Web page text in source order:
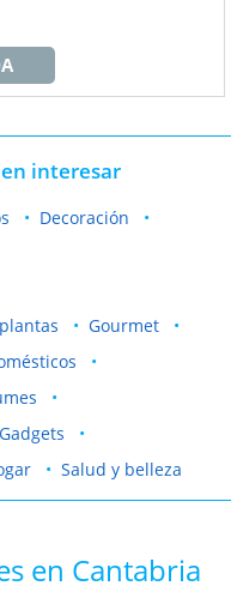
interesar
Decoración
Gourmet
Gadgets
Salud y belleza
en Cantabria